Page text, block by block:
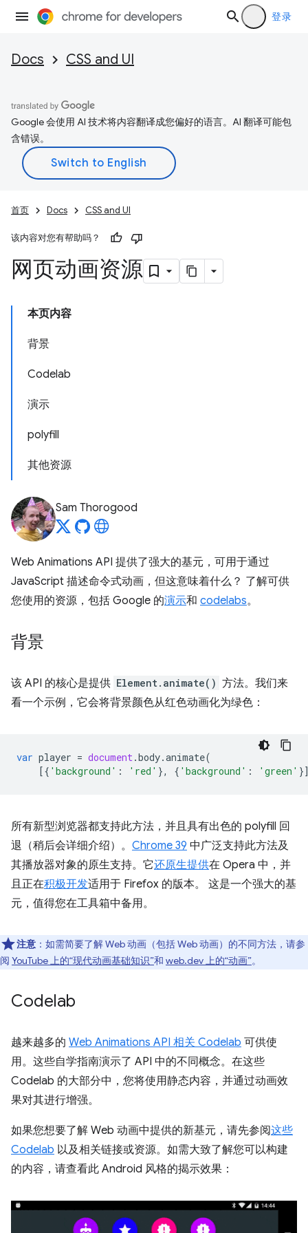
登录
Docs CSS and UI
Google 会使用 AI 技术将内容翻译成您偏好的语言。AI 翻译可能包
含错误。
首页 Docs CSS and UI
该内容对您有帮助吗？
网页动画资源
本页内容
背景
Codelab
演示
polyfill
其他资源
Sam Thorogood
Web Animations API 提供了强大的基元，可用于通过
JavaScript 描述命令式动画，但这意味着什么？ 了解可供
您使用的资源，包括 Google 的演示和 codelabs。
背景
该 API 的核心是提供 Element.animate() 方法。我们来
看一个示例，它会将背景颜色从红色动画化为绿色：
var player = document.body.animate(
[{ 'background' : 'red' }, { 'background' : 'green'
所有新型浏览器都支持此方法，并且具有出色的 polyfill 回
退（稍后会详细介绍）。 Chrome 39 中广泛支持此方法及
其播放器对象的原生支持。它还原生提供在 Opera 中，并
且正在积极开发适用于 Firefox 的版本。 这是一个强大的基
元，值得您在工具箱中备用。
注意 ：如需简要了解 Web 动画（包括 Web 动画）的不同方法，请参
阅 YouTube 上的“现代动画基础知识”和 web.dev 上的“动画”。
Codelab
越来越多的 Web Animations API 相关 Codelab 可供使
用。这些自学指南演示了 API 中的不同概念。在这些
Codelab 的大部分中，您将使用静态内容，并通过动画效
果对其进行增强。
如果您想要了解 Web 动画中提供的新基元，请先参阅这些
Codelab 以及相关链接或资源。如需大致了解您可以构建
的内容，请查看此 Android 风格的揭示效果：